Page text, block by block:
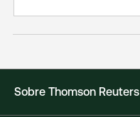
Sobre Thomson Reuters